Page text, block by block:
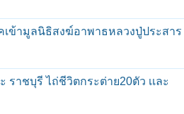
ข้ามูลนิธิสงฆ์อาพาธหลวงปู่ประสาร
ชบุรี ไถ่ชีวิตกระต่าย20ตัว เเละ